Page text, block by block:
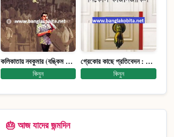
কলিকাতায় নবকুমার (বঙ্কিম পুরষ্কারে সম্মানিত)(মানবিক মেগা উপন্যাস)
কিনুন
গ্রেকোর কাছে প্রতিবেদন : আত্মজীবনী
কিনুন
🎂 আজ যাদের জন্মদিন